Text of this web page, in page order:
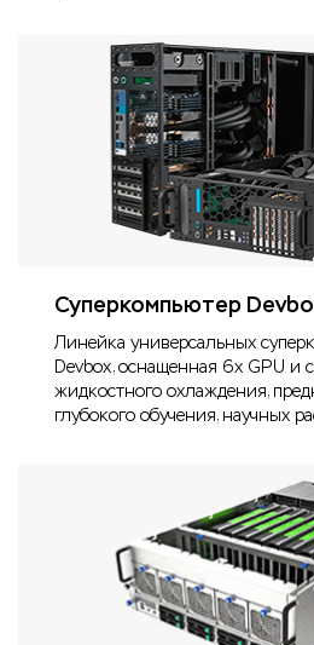
Суперкомпьютер
Линейка универсальных
Devbox, оснащенная 6x GPU и
жидкостного охлаждения,
глубокого обучения, научных